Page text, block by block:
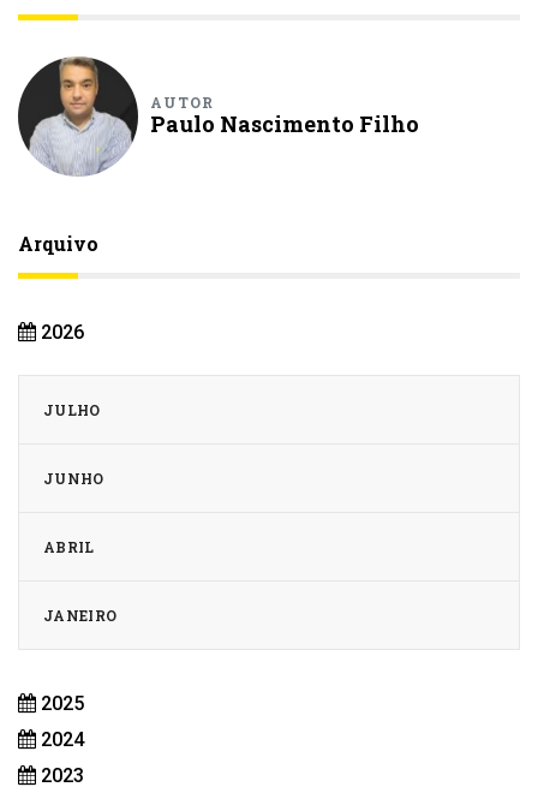
AUTOR
Paulo Nascimento Filho
Arquivo
2026
JULHO
JUNHO
ABRIL
JANEIRO
2025
2024
2023